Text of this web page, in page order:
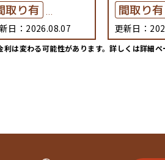
取り有
10年以内
フォーム済
日：2026.08.07
間取り有
築10年
駐車場2
更新日：
は変わる可能性があります。詳しくは詳細ペ